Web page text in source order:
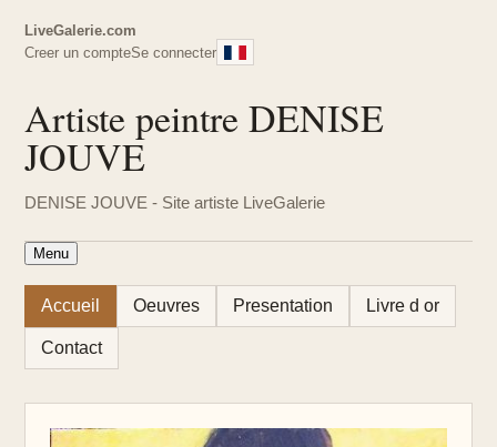
LiveGalerie.com
Creer un compteSe connecter
Artiste peintre DENISE
JOUVE
DENISE JOUVE - Site artiste LiveGalerie
Menu
Accueil Oeuvres Presentation Livre d or
Contact